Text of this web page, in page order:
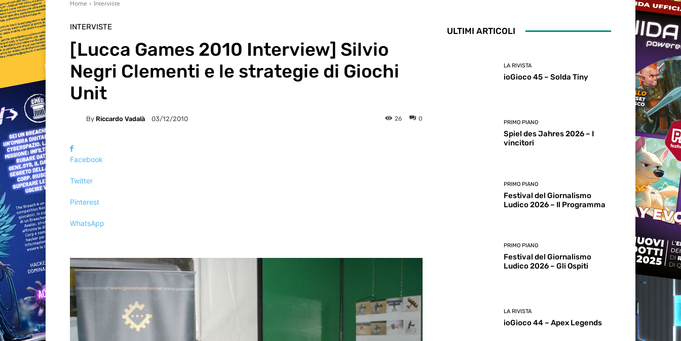
Home Interviste
INTERVISTE
[Lucca Games 2010 Interview] Silvio
Negri Clementi e le strategie di Giochi
Unit
By Riccardo Vadalà 03/12/2010 0
26
Facebook
Twitter
Pinterest
WhatsApp
ULTIMI ARTICOLI
LA RIVISTA
ioGioco 45 – Solda Tiny
PRIMO PIANO
Spiel des Jahres 2026 – I
vincitori
PRIMO PIANO
Festival del Giornalismo
Ludico 2026 – Il Programma
PRIMO PIANO
Festival del Giornalismo
Ludico 2026 – Gli Ospiti
LA RIVISTA
ioGioco 44 – Apex Legends